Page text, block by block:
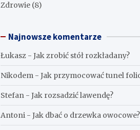
Zdrowie (8)
Najnowsze komentarze
Łukasz -Jak zrobić stół rozkładany?
Nikodem -Jak przymocować tunel
Stefan -Jak rozsadzić lawendę?
Antoni -Jak dbać o drzewka owocowe?